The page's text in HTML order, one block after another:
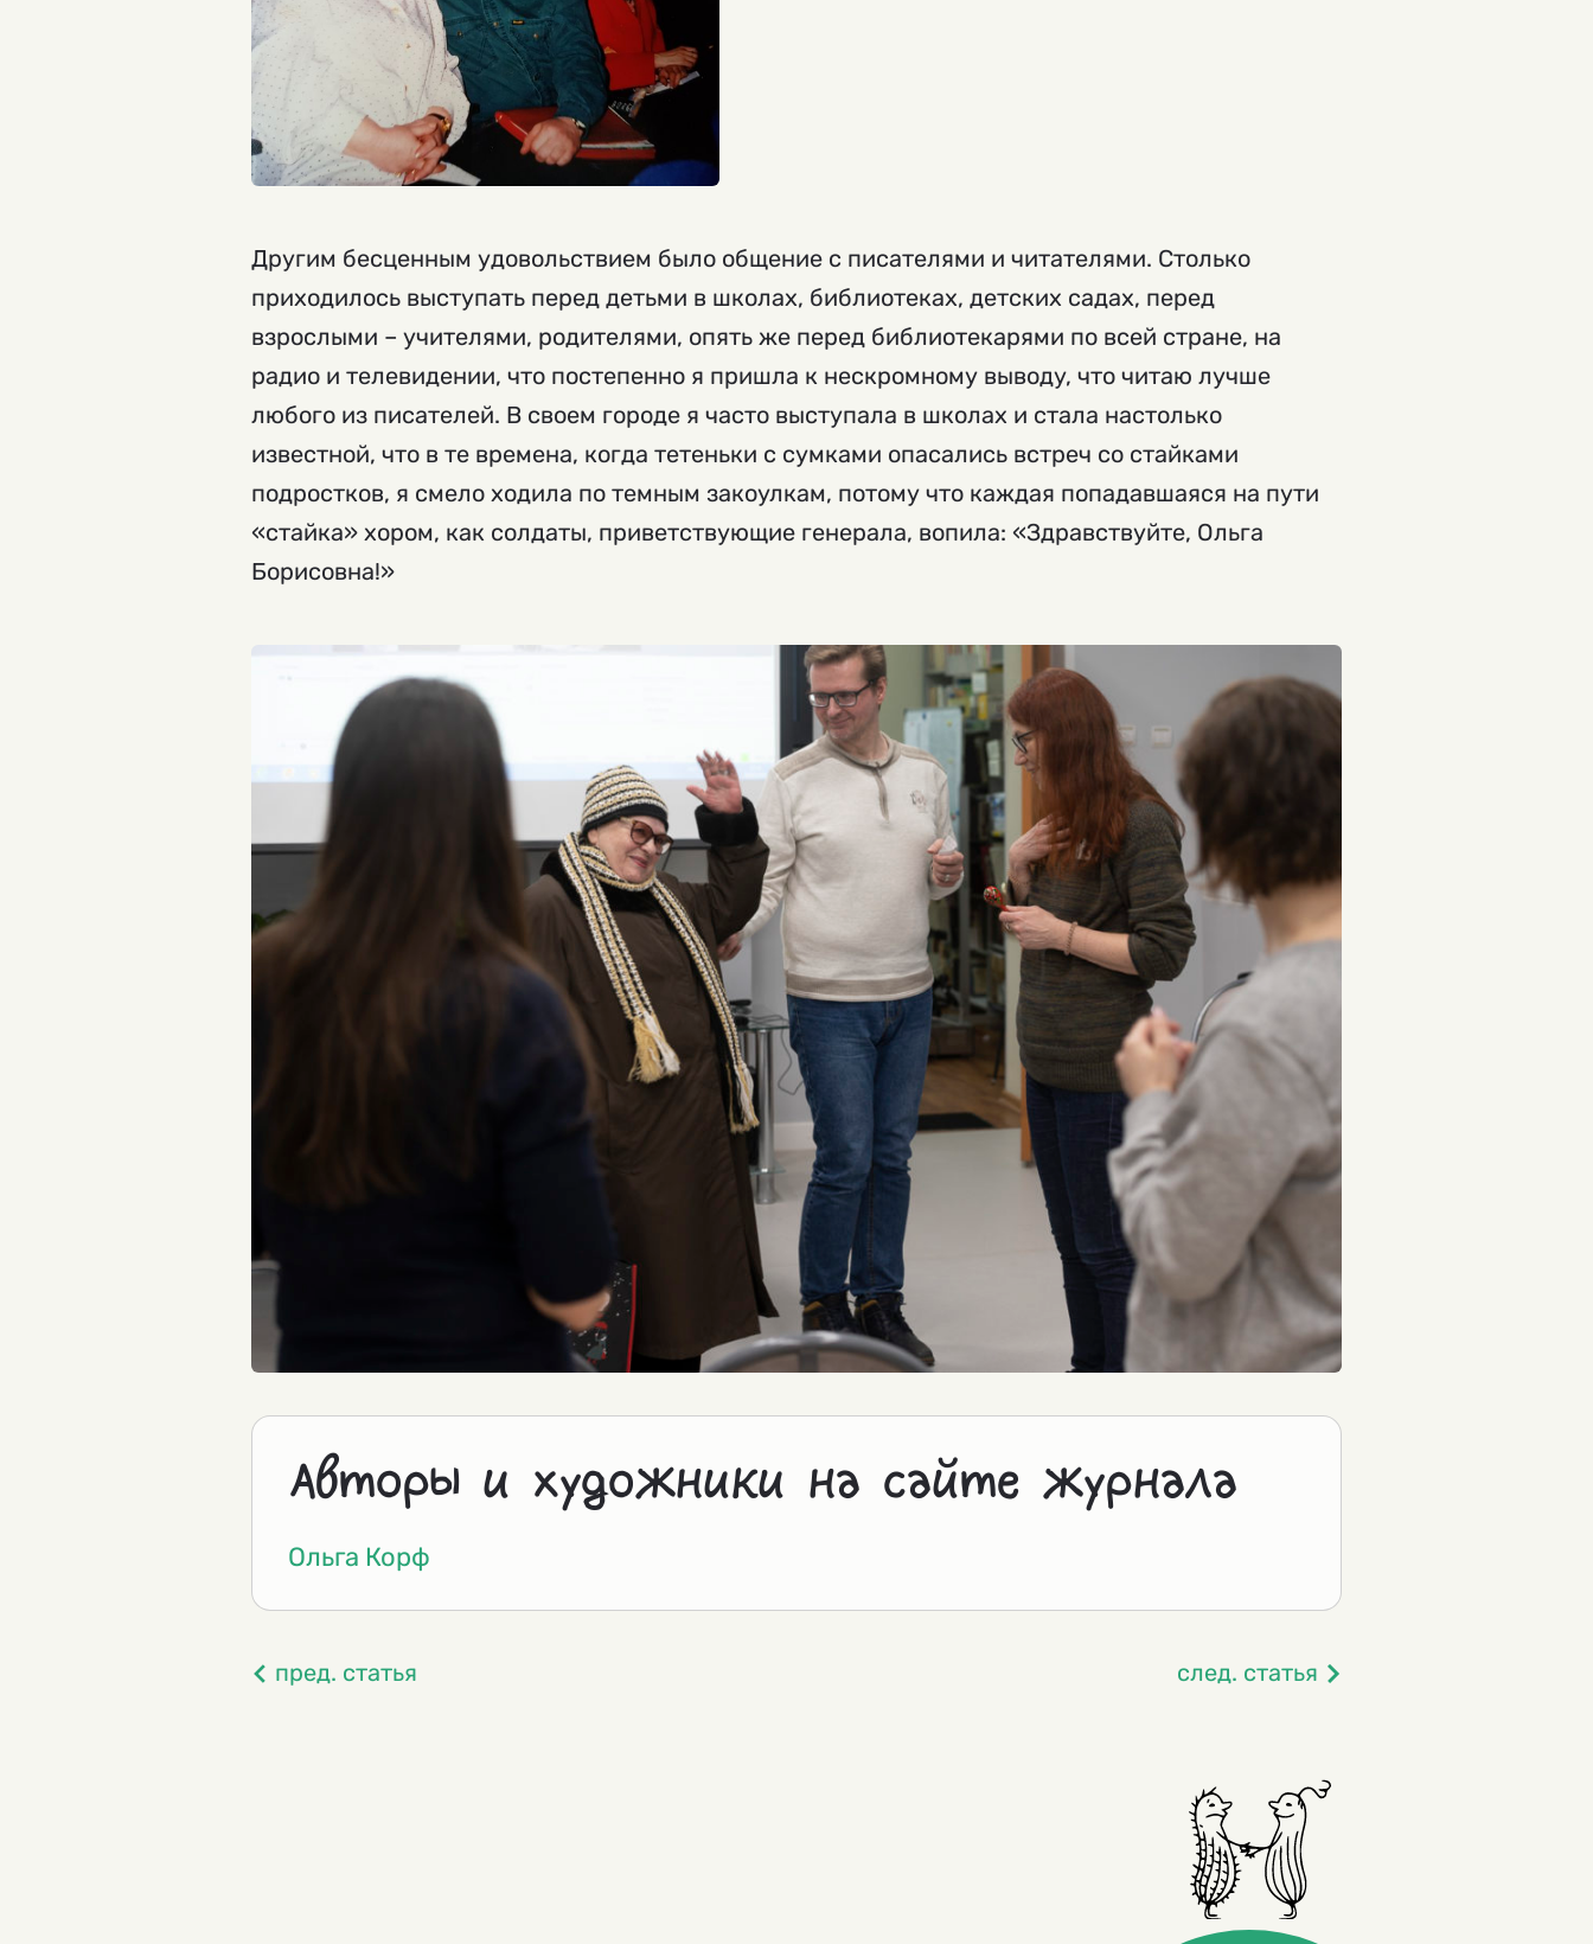
Другим бесценным удовольствием было общение с писателями и читателями. Столько
приходилось выступать перед детьми в школах, библиотеках, детских садах, перед
взрослыми – учителями, родителями, опять же перед библиотекарями по всей стране, на
радио и телевидении, что постепенно я пришла к нескромному выводу, что читаю лучше
любого из писателей. В своем городе я часто выступала в школах и стала настолько
известной, что в те времена, когда тетеньки с сумками опасались встреч со стайками
подростков, я смело ходила по темным закоулкам, потому что каждая попадавшаяся на пути
«стайка» хором, как солдаты, приветствующие генерала, вопила: «Здравствуйте, Ольга
Борисовна!»
Авторы и художники на сайте журнала
Ольга Корф
пред. статья след. статья